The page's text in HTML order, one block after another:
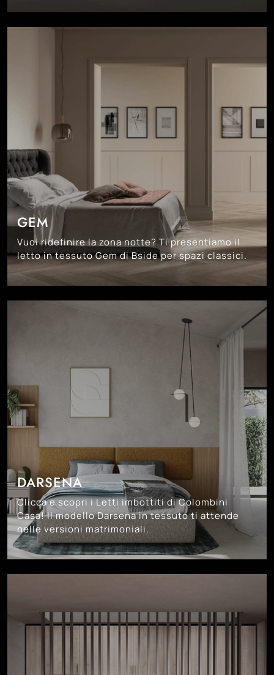
GEM
Vuoi ridefinire la zona notte? Ti presentiamo il
letto in tessuto Gem di Bside per spazi classici.
DARSENA
Clicca e scopri i Letti imbottiti di Colombini
Casa! Il modello Darsena in tessuto ti attende
nelle versioni matrimoniali.